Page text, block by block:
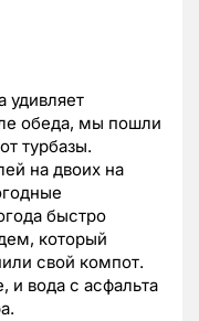
удивляет
обеда, мы пошли
турбазы.
на двоих на
быстро
который
свой компот.
и вода с асфальта